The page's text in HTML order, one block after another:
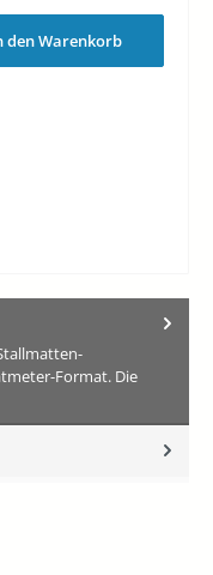
oder benutze die
den Warenkorb
Format. Die